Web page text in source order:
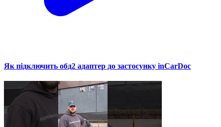
Як підключить обд2 адаптер до застосунку inCarDoc